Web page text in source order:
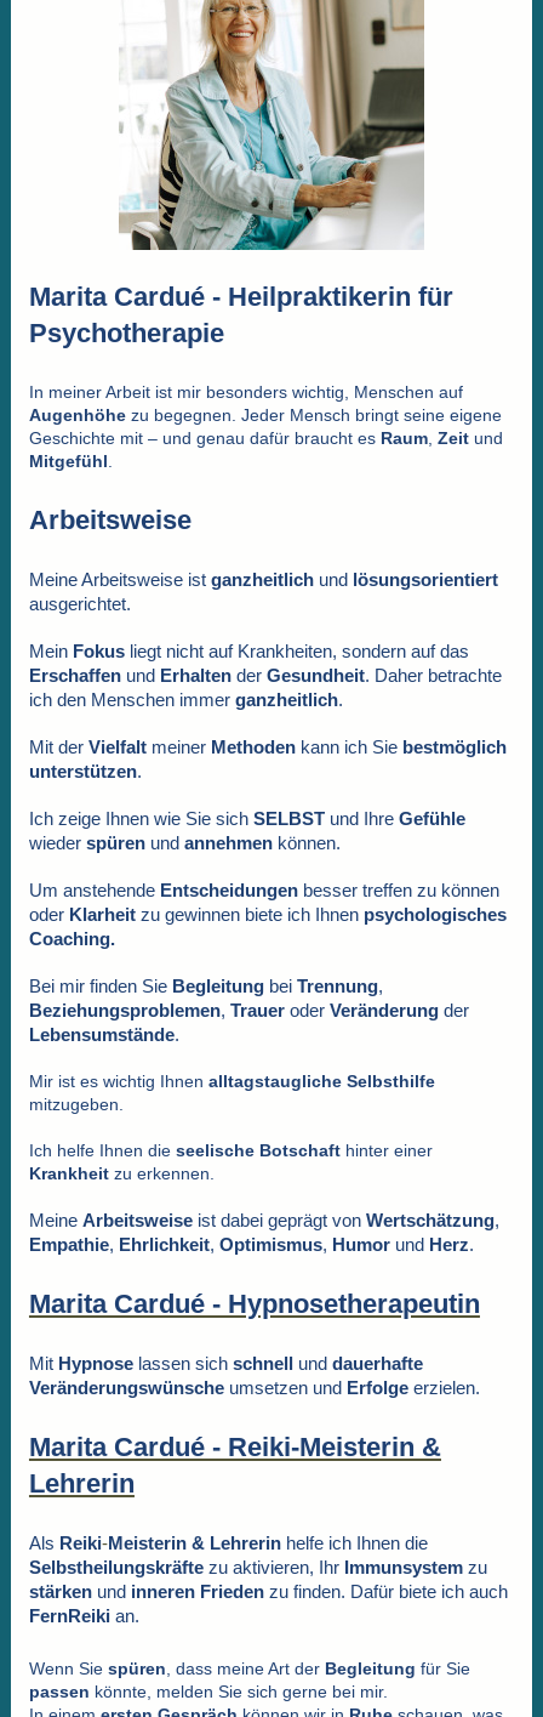
Marita Cardué - Heilpraktikerin für
Psychotherapie
In meiner Arbeit ist mir besonders wichtig, Menschen auf
Augenhöhezu begegnen. Jeder Mensch bringt seine eigene
Geschichte mit – und genau dafür braucht es Raum, Zeitund
Mitgefühl
Arbeitsweise
Meine Arbeitsweise ist ganzheitlichund
lösungsorientiert
ausgerichtet.
Mein Fokusliegt nicht auf Krankheiten, sondern auf das
Erschaffen und Erhaltender Gesundheit. Daher betrachte
ich den Menschen immer ganzheitlich.
Mit der Vielfaltmeiner Methodenkann ich Sie bestmöglich
unterstützen.
Ich zeige Ihnen wie Sie sich SELBSTund Ihre Gefühle
wieder spürenund annehmenkönnen.
Um anstehende Entscheidungenbesser treffen zu können
oder Klarheit zu gewinnen biete ich Ihnen psychologisches
Coaching.
Bei mir finden Sie Begleitung bei Trennung,
Beziehungsproblemen, Traueroder Veränderungder
Lebensumstände.
Mir ist es wichtig Ihnen alltagstaugliche Selbsthilfe
mitzugeben.
Ich helfe Ihnen die seelische Botschafthinter einer
Krankheitzu erkennen.
Meine Arbeitsweiseist dabei geprägt von Wertschätzung,
Empathie, Ehrlichkeit, Optimismus, Humorund Herz.
Marita Cardué - Hypnosetherapeutin
Mit Hypnoselassen sich schnell und dauerhafte
Veränderungswünscheumsetzen und Erfolgeerzielen.
Marita Cardué - Reiki-Meisterin &
Lehrerin
Als Reiki-Meisterin & Lehrerin helfe ich Ihnen die
Selbstheilungskräftezu aktivieren, Ihr Immunsystem zu
stärken und inneren Friedenzu finden. Dafür biete ich auch
FernReikian.
Wenn Sie spüren , dass meine Art der Begleitung für Sie
passen könnte, melden Sie sich gerne bei mir.